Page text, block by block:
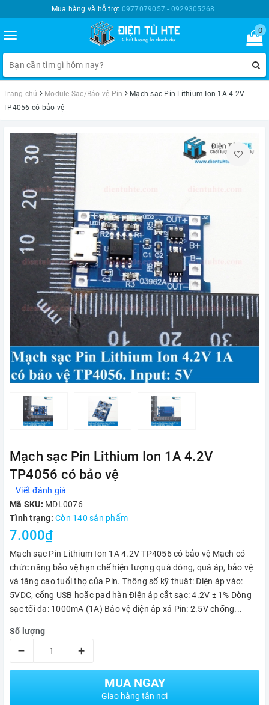
Mua hàng và hỗ trợ: 0977079057 - 0929305268
Toggle
navigation
0
Trang chủ Module Sạc/Bảo vệ Pin
Mạch sạc Pin Lithium Ion 1A 4.2V
TP4056 có bảo vệ
Mạch sạc Pin Lithium Ion 1A 4.2V
TP4056 có bảo vệ
Viết đánh giá
Mã SKU: MDL0076
Tình trạng: Còn 140 sản phẩm
7.000₫
Mạch sạc Pin Lithium Ion 1A 4.2V TP4056 có bảo vệ Mạch có
chức năng bảo vệ hạn chế hiện tượng quá dòng, quá áp, bảo vệ
và tăng cao tuổi thọ của Pin. Thông số kỹ thuật: Điện áp vào:
5VDC, cổng USB hoặc pad hàn Điện áp cắt sạc: 4.2V ± 1% Dòng
sạc tối đa: 1000mA (1A) Bảo vệ điện áp xả Pin: 2.5V chống...
Số lượng
– +
MUA NGAY
Giao hàng tận nơi